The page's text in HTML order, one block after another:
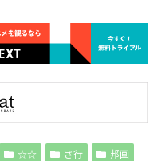
☆☆ さ行 邦画